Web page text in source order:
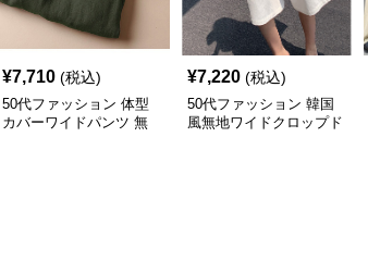
¥7,710 (税込)
50代ファッション 体型
カバーワイドパンツ 無
¥7,220 (税込)
50代ファッション 韓国
風無地ワイドクロップド